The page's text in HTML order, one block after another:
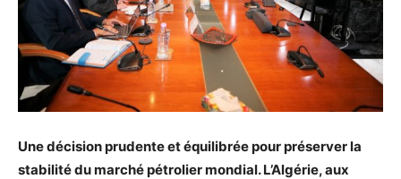
Une décision prudente et équilibrée pour préserver la
stabilité du marché pétrolier mondial. L’Algérie, aux